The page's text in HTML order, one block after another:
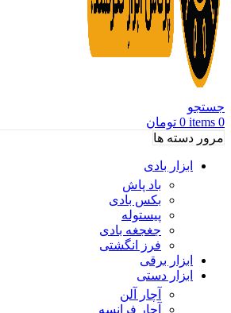
جستجو
0
items
0 تومان
مرور دسته ها
ابزار بادی
باد پاش
بکس بادی
پیستوله
جغجغه بادی
فرز انگشتی
ابزار برقی
ابزار دستی
آچار آلن
آچار فرانسه